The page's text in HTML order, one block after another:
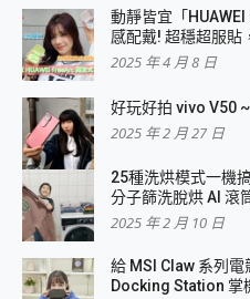
動靜皆宜「
感配戴! 超穩超服貼
2025 年 4 月 8 日
好玩好拍 vivo V50
2025 年 2 月 27 日
25種洗烘模式一機
分子篩洗脫烘 AI 滾
2025 年 2 月 10 日
給 MSI Claw 系列
Docking Station 掌